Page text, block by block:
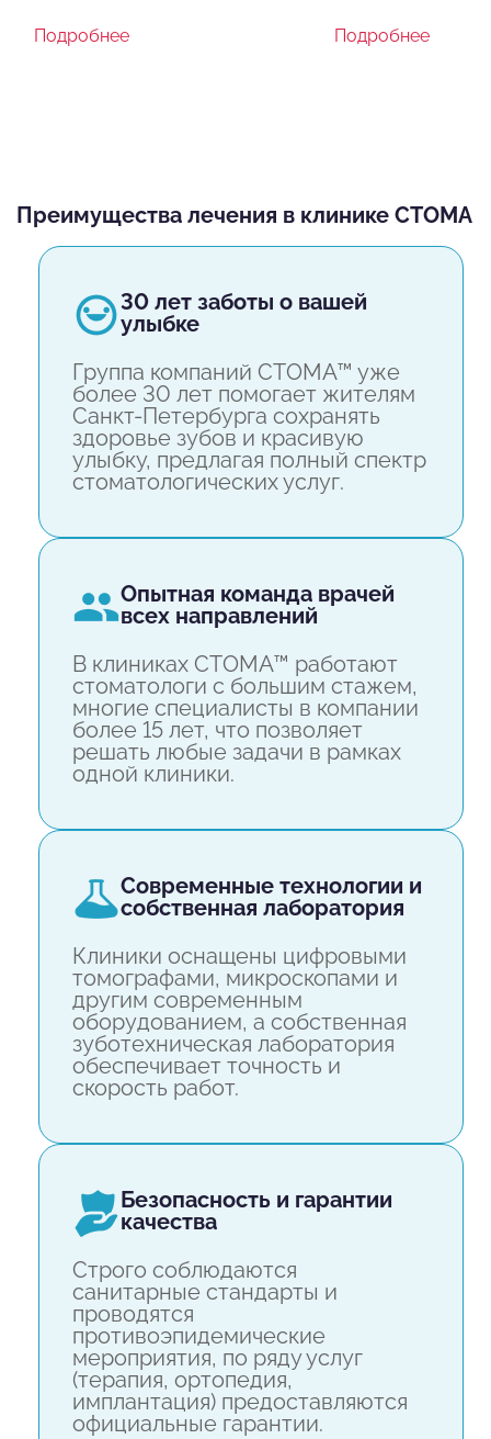
Подробнее Подробнее
Преимущества лечения в клинике СТОМА
30 лет заботы о вашей
улыбке
Группа компаний СТОМА™ уже
более 30 лет помогает жителям
Санкт-Петербурга сохранять
здоровье зубов и красивую
улыбку, предлагая полный спектр
стоматологических услуг.
опытная команда врачей
всех направлений
В клиниках СТОМА™ работают
стоматологи с большим стажем,
многие специалисты в компании
более 15 лет, что позволяет
решать любые задачи в рамках
одной клиники.
современные технологии и
собственная лаборатория
Клиники оснащены цифровыми
томографами, микроскопами и
другим современным
оборудованием, а собственная
зуботехническая лаборатория
обеспечивает точность и
скорость работ.
безопасность и гарантии
качества
Строго соблюдаются
санитарные стандарты и
проводятся
противоэпидемические
мероприятия, по ряду услуг
(терапия, ортопедия,
имплантация) предоставляются
официальные гарантии.